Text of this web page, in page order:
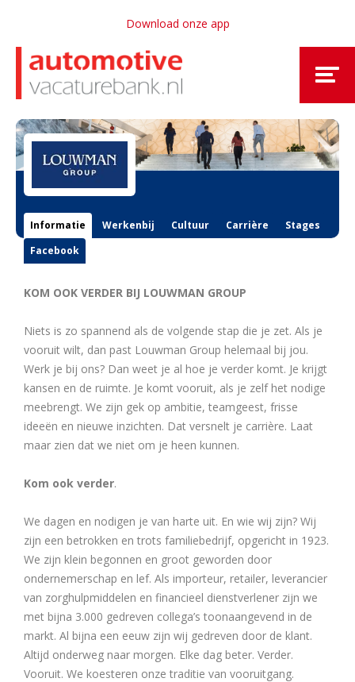
Download onze app
Informatie Werkenbij Cultuur Carrière
Stages
Facebook
KOM OOK VERDER BIJ LOUWMAN GROUP
Niets is zo spannend als de volgende stap die je zet. Als je
vooruit wilt, dan past Louwman Group helemaal bij jou.
Werk je bij ons? Dan weet je al hoe je verder komt. Je krijgt
kansen en de ruimte. Je komt vooruit, als je zelf het nodige
meebrengt. We zijn gek op ambitie, teamgeest, frisse
ideeën en nieuwe inzichten. Dat versnelt je carrière. Laat
maar zien dat we niet om je heen kunnen.
Kom ook verder.
We dagen en nodigen je van harte uit. En wie wij zijn? Wij
zijn een betrokken en trots familiebedrijf, opgericht in 1923.
We zijn klein begonnen en groot geworden door
ondernemerschap en lef. Als importeur, retailer, leverancier
van zorghulpmiddelen en financieel dienstverlener zijn we
met bijna 3.000 gedreven collega’s toonaangevend in de
markt. Al bijna een eeuw zijn wij gedreven door de klant.
Altijd onderweg naar morgen. Elke dag beter. Verder.
Vooruit. We koesteren onze traditie van vooruitgang.